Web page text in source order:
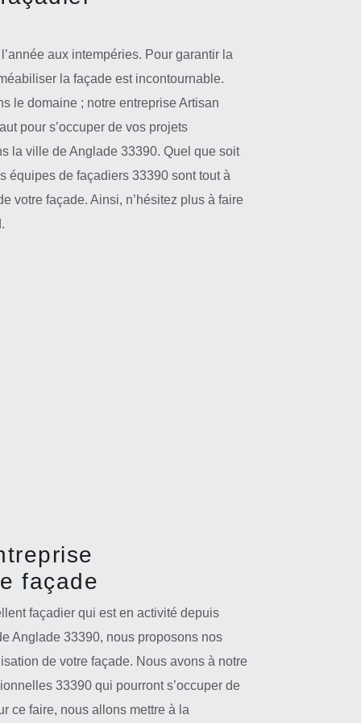
aux intempéries. Pour garantir la
la façade est incontournable.
le domaine ; notre entreprise Artisan
pour s’occuper de vos projets
la ville de Anglade 33390. Quel que soit
équipes de façadiers 33390 sont tout à
votre façade. Ainsi, n’hésitez plus à faire
façade
façadier qui est en activité depuis
Anglade 33390, nous proposons nos
de votre façade. Nous avons à notre
33390 qui pourront s’occuper de
ce faire, nous allons mettre à la